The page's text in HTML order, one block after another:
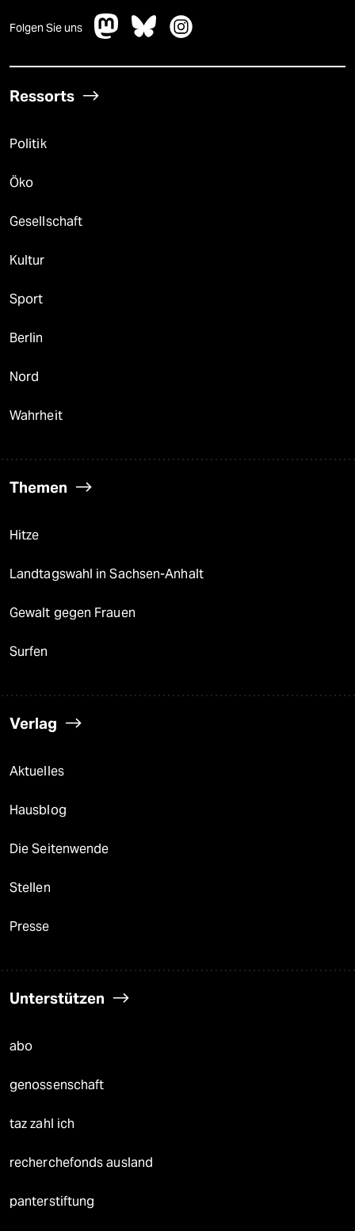
Folgen Sie uns
Ressorts
Politik
Öko
Gesellschaft
Kultur
Sport
Berlin
Nord
Wahrheit
Themen
Hitze
Landtagswahl in Sachsen-Anhalt
Gewalt gegen Frauen
Surfen
Verlag
Aktuelles
Hausblog
Die Seitenwende
Stellen
Presse
Unterstützen
abo
genossenschaft
taz zahl ich
recherchefonds ausland
panterstiftung